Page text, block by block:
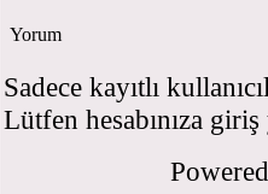
Yorum
Sadece kayıtlı
Lütfen hesabınıza